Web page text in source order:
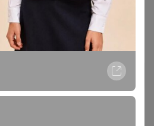
,Обработка персональных